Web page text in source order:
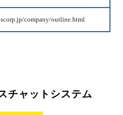
company/outline.html
チャットシステム